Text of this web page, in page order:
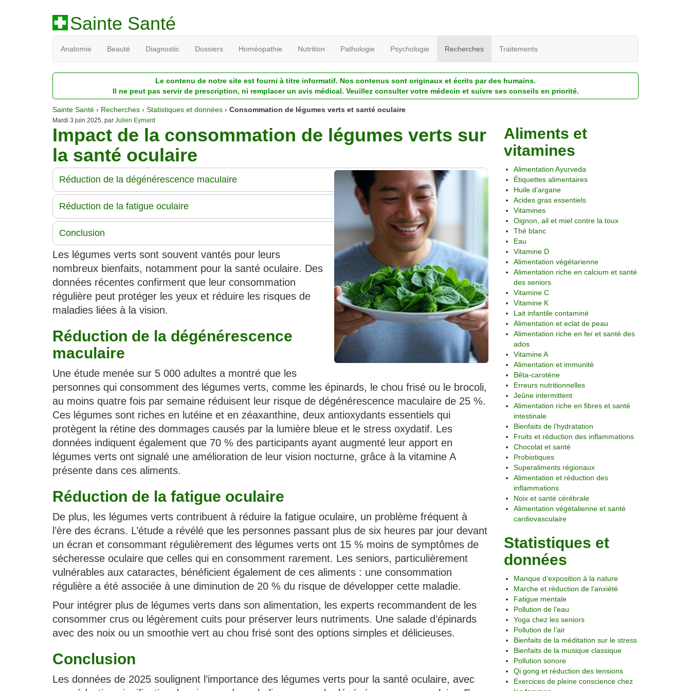
Sainte Santé
Anatomie Beauté Diagnostic Dossiers Homéopathie Nutrition Pathologie Psychologie Recherches Traitements
Le contenu de notre site est fourni à titre informatif. Nos contenus sont originaux et écrits par des humains.
Il ne peut pas servir de prescription, ni remplacer un avis médical. Veuillez consulter votre médecin et suivre ses conseils en priorité.
Sainte Santé › Recherches › Statistiques et données › Consommation de légumes verts et santé oculaire
Mardi 3 juin 2025, par Julien Eymard
Impact de la consommation de légumes verts sur
la santé oculaire
Réduction de la dégénérescence maculaire
Réduction de la fatigue oculaire
Conclusion
Les légumes verts sont souvent vantés pour leurs
nombreux bienfaits, notamment pour la santé oculaire. Des
données récentes confirment que leur consommation
régulière peut protéger les yeux et réduire les risques de
maladies liées à la vision.
Réduction de la dégénérescence
maculaire
Une étude menée sur 5 000 adultes a montré que les
personnes qui consomment des légumes verts, comme les épinards, le chou frisé ou le brocoli,
au moins quatre fois par semaine réduisent leur risque de dégénérescence maculaire de 25 %.
Ces légumes sont riches en lutéine et en zéaxanthine, deux antioxydants essentiels qui
protègent la rétine des dommages causés par la lumière bleue et le stress oxydatif. Les
données indiquent également que 70 % des participants ayant augmenté leur apport en
légumes verts ont signalé une amélioration de leur vision nocturne, grâce à la vitamine A
présente dans ces aliments.
Réduction de la fatigue oculaire
De plus, les légumes verts contribuent à réduire la fatigue oculaire, un problème fréquent à
l’ère des écrans. L’étude a révélé que les personnes passant plus de six heures par jour devant
un écran et consommant régulièrement des légumes verts ont 15 % moins de symptômes de
sécheresse oculaire que celles qui en consomment rarement. Les seniors, particulièrement
vulnérables aux cataractes, bénéficient également de ces aliments : une consommation
régulière a été associée à une diminution de 20 % du risque de développer cette maladie.
Pour intégrer plus de légumes verts dans son alimentation, les experts recommandent de les
consommer crus ou légèrement cuits pour préserver leurs nutriments. Une salade d’épinards
avec des noix ou un smoothie vert au chou frisé sont des options simples et délicieuses.
Conclusion
Les données de 2025 soulignent l’importance des légumes verts pour la santé oculaire, avec
Aliments et
vitamines
Alimentation Ayurveda
Étiquettes alimentaires
Huile d’argane
Acides gras essentiels
Vitamines
Oignon, ail et miel contre la toux
Thé blanc
Eau
Vitamine D
Alimentation végétarienne
Alimentation riche en calcium et santé
des seniors
Vitamine C
Vitamine K
Lait infantile contaminé
Alimentation et eclat de peau
Alimentation riche en fer et santé des
ados
Vitamine A
Alimentation et immunité
Bêta-carotène
Erreurs nutritionnelles
Jeûne intermittent
Alimentation riche en fibres et santé
intestinale
Bienfaits de l’hydratation
Fruits et réduction des inflammations
Chocolat et santé
Probiotiques
Superaliments régionaux
Alimentation et réduction des
inflammations
Noix et santé cérébrale
Alimentation végétalienne et santé
cardiovasculaire
Statistiques et
données
Manque d’exposition à la nature
Marche et réduction de l’anxiété
Fatigue mentale
Pollution de l’eau
Yoga chez les seniors
Pollution de l’air
Bienfaits de la méditation sur le stress
Bienfaits de la musique classique
Pollution sonore
Qi gong et réduction des tensions
Exercices de pleine conscience chez